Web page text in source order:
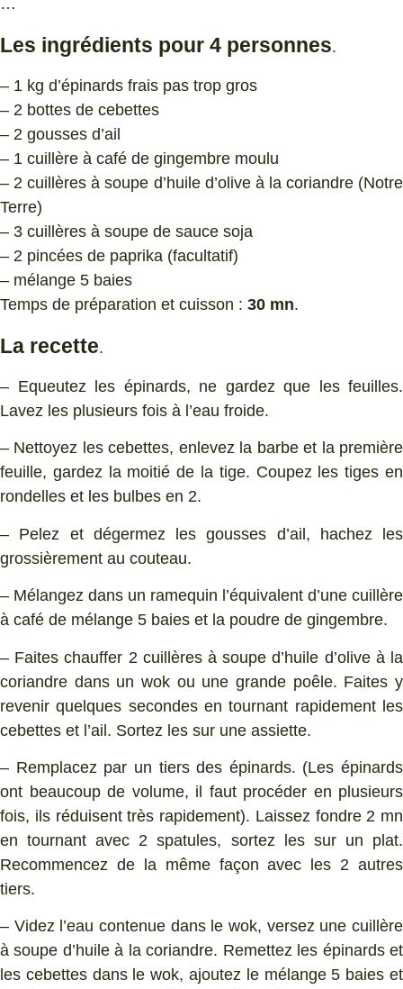
…
Les ingrédients pour 4 personnes.
– 1 kg d’épinards frais pas trop gros
– 2 bottes de cebettes
– 2 gousses d’ail
– 1 cuillère à café de gingembre moulu
– 2 cuillères à soupe d’huile d’olive à la coriandre (Notre
Terre)
– 3 cuillères à soupe de sauce soja
– 2 pincées de paprika (facultatif)
– mélange 5 baies
Temps de préparation et cuisson : 30 mn.
La recette.
– Equeutez les épinards, ne gardez que les feuilles.
Lavez les plusieurs fois à l’eau froide.
– Nettoyez les cebettes, enlevez la barbe et la première
feuille, gardez la moitié de la tige. Coupez les tiges en
rondelles et les bulbes en 2.
– Pelez et dégermez les gousses d’ail, hachez les
grossièrement au couteau.
– Mélangez dans un ramequin l’équivalent d’une cuillère
à café de mélange 5 baies et la poudre de gingembre.
– Faites chauffer 2 cuillères à soupe d’huile d’olive à la
coriandre dans un wok ou une grande poêle. Faites y
revenir quelques secondes en tournant rapidement les
cebettes et l’ail. Sortez les sur une assiette.
– Remplacez par un tiers des épinards. (Les épinards
ont beaucoup de volume, il faut procéder en plusieurs
fois, ils réduisent très rapidement). Laissez fondre 2 mn
en tournant avec 2 spatules, sortez les sur un plat.
Recommencez de la même façon avec les 2 autres
tiers.
– Videz l’eau contenue dans le wok, versez une cuillère
à soupe d’huile à la coriandre. Remettez les épinards et
les cebettes dans le wok, ajoutez le mélange 5 baies et